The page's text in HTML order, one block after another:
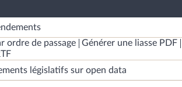
ordre de passage
Générer une liasse PDF
législatifs sur open data